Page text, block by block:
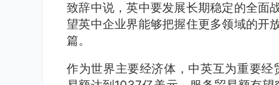
致辞中说，英中要发展长期稳定的全面
望英中企业界能够把握住更多领域的开
篇。
作为世界主要经济体，中英互为重要